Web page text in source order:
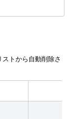
トから自動削除さ